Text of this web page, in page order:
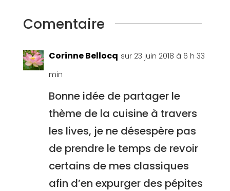
Comentaire
Corinne Bellocq sur 23 juin 2018 à 6 h 33
min
Bonne idée de partager le
thème de la cuisine à travers
les lives, je ne désespère pas
de prendre le temps de revoir
certains de mes classiques
afin d’en expurger des pépites